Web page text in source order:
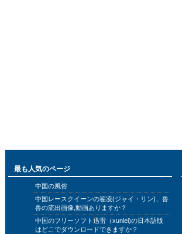
最も人気のページ
中国の風俗
中国レースクイーンの翟凌(ジャイ・リン)、兽
兽の流出画像,動画ありますか？
中国のフリーソフト迅雷（xunlei)の日本語版
はどこでダウンロードできますか？